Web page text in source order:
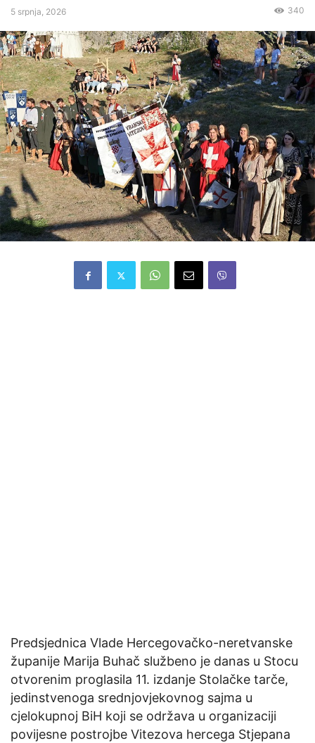
5 srpnja, 2026 340
Predsjednica Vlade Hercegovačko-neretvanske
županije Marija Buhač službeno je danas u Stocu
otvorenim proglasila 11. izdanje Stolačke tarče,
jedinstvenoga srednjovjekovnog sajma u
cjelokupnoj BiH koji se održava u organizaciji
povijesne postrojbe Vitezova hercega Stjepana